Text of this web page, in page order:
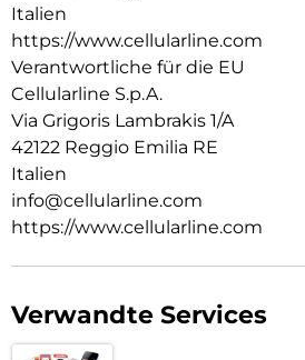
Italien
https://www.cellularline.com
Verantwortliche für die EU
Cellularline S.p.A.
Via Grigoris Lambrakis 1/A
42122 Reggio Emilia RE
Italien
info@cellularline.com
https://www.cellularline.com
Verwandte Services